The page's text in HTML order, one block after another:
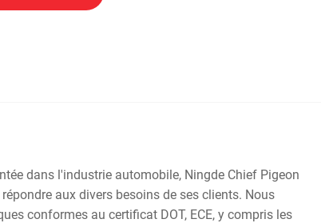
dans l'industrie automobile, Ningde Chief Pigeon
aux divers besoins de ses clients. Nous
conformes au certificat DOT, ECE, y compris les